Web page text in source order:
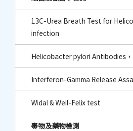
13C-Urea Breath Test for
infection
Helicobacter pylori Antibodies
Interferon-Gamma Release
Widal & Weil-Felix test
毒物及藥物檢測